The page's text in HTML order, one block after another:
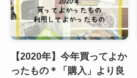
【2020年】今年買ってよか
ったもの＊「購入」より良